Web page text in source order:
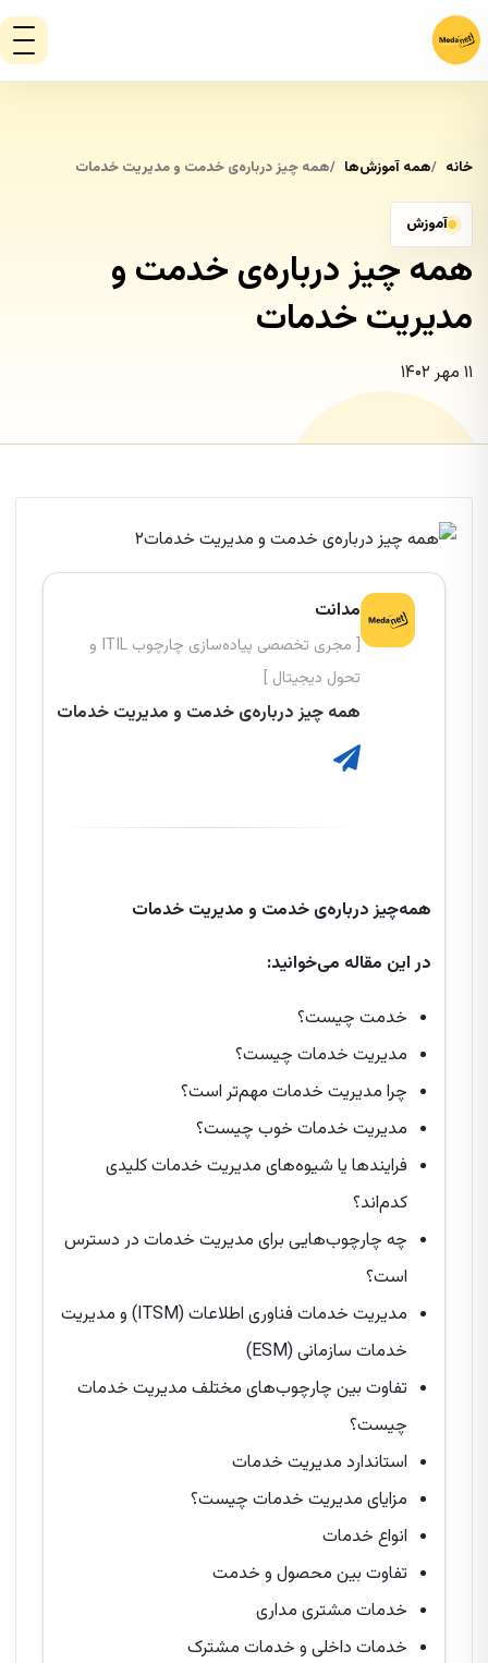
خانه همه آموزش‌ها همه چیز درباره‌ی خدمت و مدیریت خدمات
آموزش
همه چیز درباره‌ی خدمت و
مدیریت خدمات
۱۱ مهر ۱۴۰۲
مدانت
[ مجری تخصصی پیاده‌سازی چارچوب ITIL و
تحول دیجیتال ]
همه چیز درباره‌ی خدمت و مدیریت خدمات
همه‌چیز درباره‌ی خدمت و مدیریت خدمات
در این مقاله می‌خوانید:
خدمت چیست؟
مدیریت خدمات چیست؟
چرا مدیریت خدمات مهم‌تر است؟
مدیریت خدمات خوب چیست؟
فرایندها یا شیوه‌های مدیریت خدمات کلیدی
کدم‌اند؟
چه چارچوب‌هایی برای مدیریت خدمات در دسترس
است؟
مدیریت خدمات فناوری اطلاعات (ITSM) و مدیریت
خدمات سازمانی (ESM)
تفاوت بین چارچوب‌های مختلف مدیریت خدمات
چیست؟
استاندارد مدیریت خدمات
مزایای مدیریت خدمات چیست؟
انواع خدمات
تفاوت بین محصول و خدمت
خدمات مشتری مداری
خدمات داخلی و خدمات مشترک